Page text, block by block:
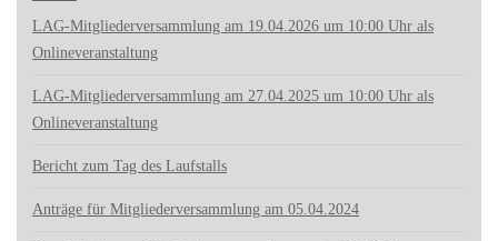
LAG-Mitgliederversammlung am 19.04.2026 um 10:00 Uhr als
Onlineveranstaltung
LAG-Mitgliederversammlung am 27.04.2025 um 10:00 Uhr als
Onlineveranstaltung
Bericht zum Tag des Laufstalls
Anträge für Mitgliederversammlung am 05.04.2024